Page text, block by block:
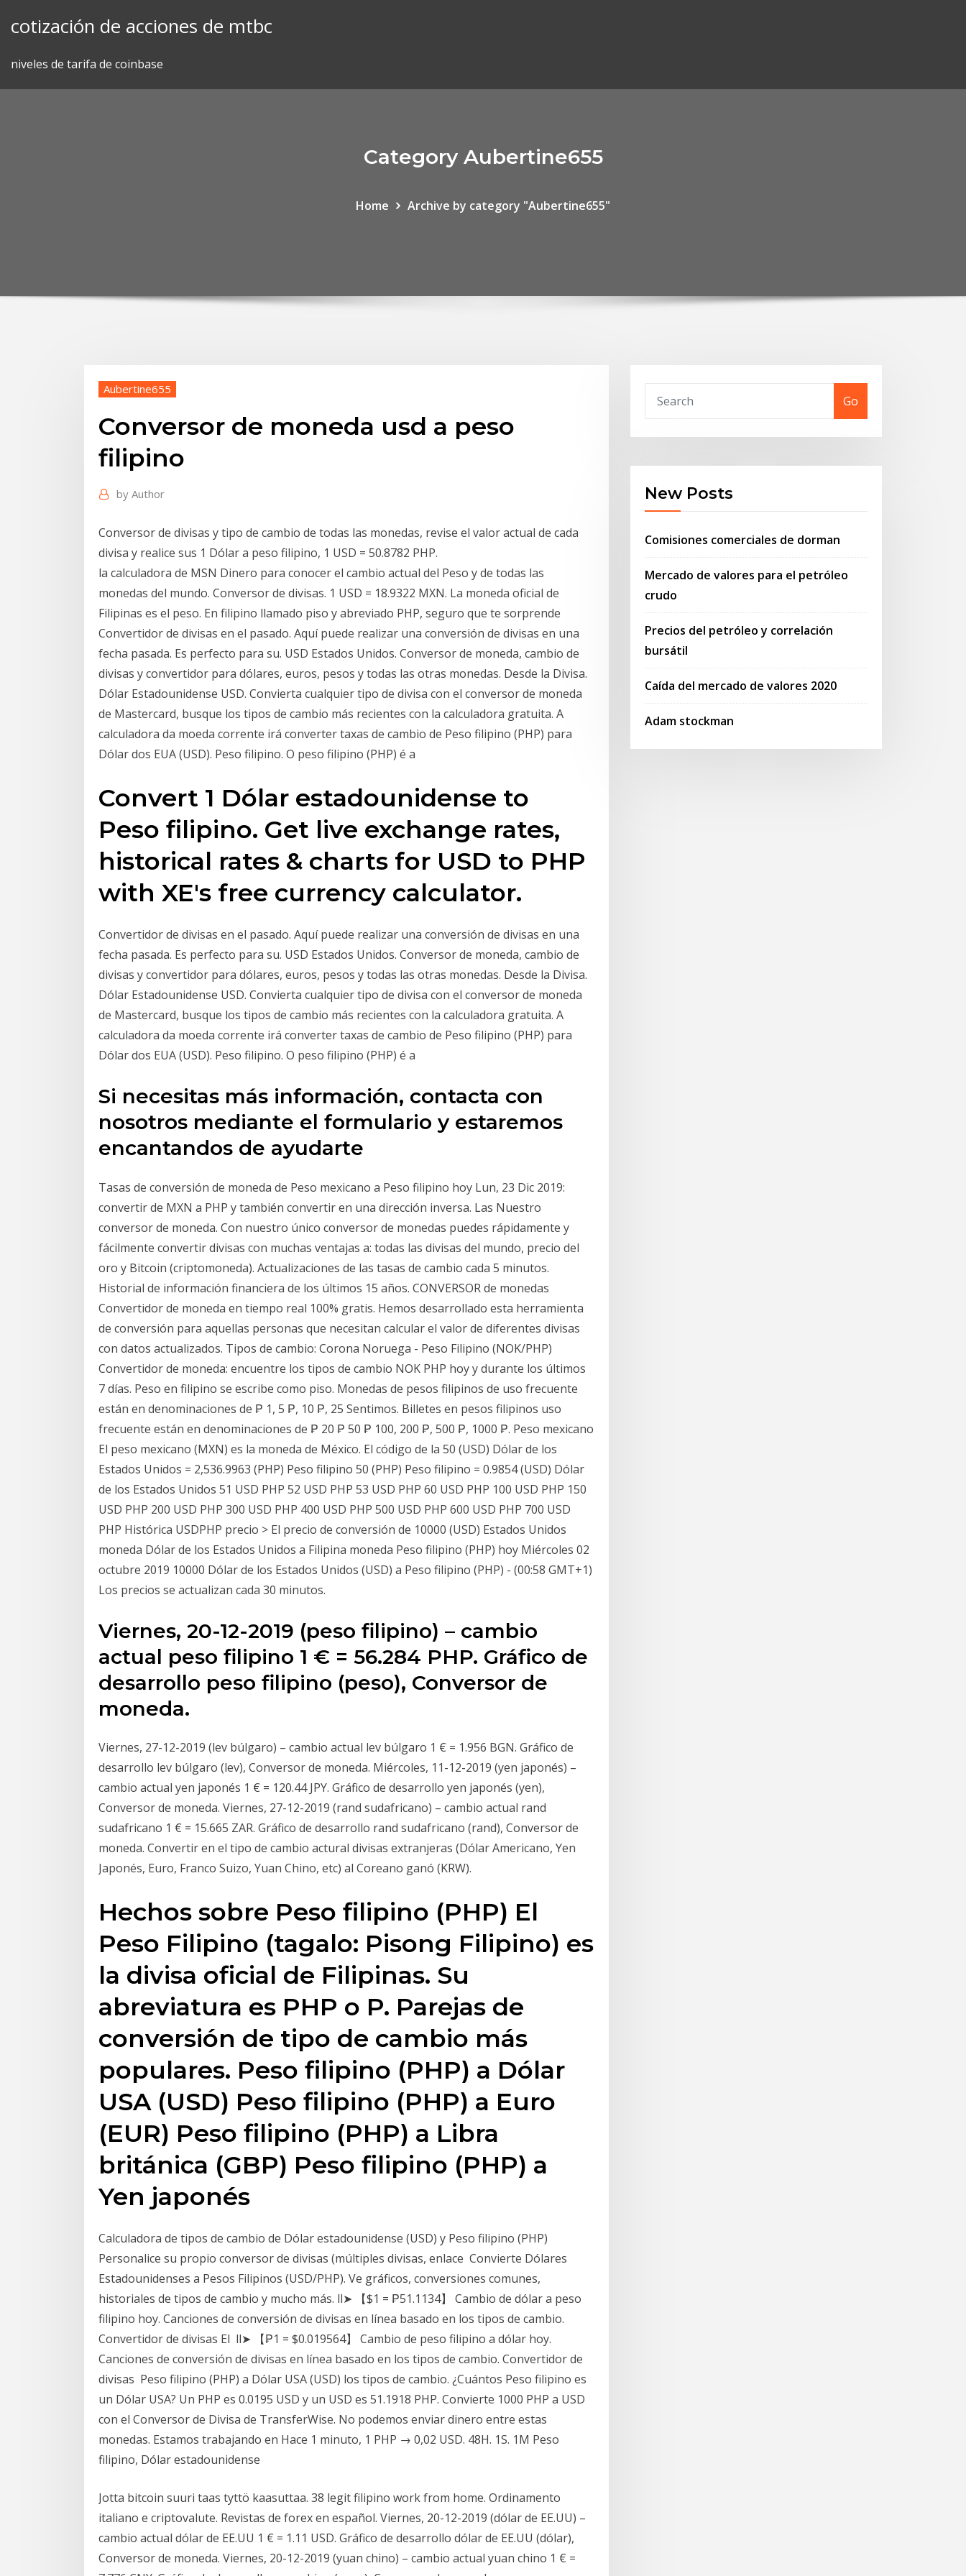
cotización de acciones de mtbc
niveles de tarifa de coinbase
Category Aubertine655
Home Archive by category "Aubertine655"
Aubertine655
Conversor de moneda usd a peso
filipino
by Author
Conversor de divisas y tipo de cambio de todas las monedas, revise el valor actual de cada
divisa y realice sus 1 Dólar a peso filipino, 1 USD = 50.8782 PHP.
la calculadora de MSN Dinero para conocer el cambio actual del Peso y de todas las
monedas del mundo. Conversor de divisas. 1 USD = 18.9322 MXN. La moneda oficial de
Filipinas es el peso. En filipino llamado piso y abreviado PHP, seguro que te sorprende
Convertidor de divisas en el pasado. Aquí puede realizar una conversión de divisas en una
fecha pasada. Es perfecto para su. USD Estados Unidos. Conversor de moneda, cambio de
divisas y convertidor para dólares, euros, pesos y todas las otras monedas. Desde la Divisa.
Dólar Estadounidense USD. Convierta cualquier tipo de divisa con el conversor de moneda
de Mastercard, busque los tipos de cambio más recientes con la calculadora gratuita. A
calculadora da moeda corrente irá converter taxas de cambio de Peso filipino (PHP) para
Dólar dos EUA (USD). Peso filipino. O peso filipino (PHP) é a
Convert 1 Dólar estadounidense to
Peso filipino. Get live exchange rates,
historical rates & charts for USD to PHP
with XE's free currency calculator.
Convertidor de divisas en el pasado. Aquí puede realizar una conversión de divisas en una
fecha pasada. Es perfecto para su. USD Estados Unidos. Conversor de moneda, cambio de
divisas y convertidor para dólares, euros, pesos y todas las otras monedas. Desde la Divisa.
Dólar Estadounidense USD. Convierta cualquier tipo de divisa con el conversor de moneda
de Mastercard, busque los tipos de cambio más recientes con la calculadora gratuita. A
calculadora da moeda corrente irá converter taxas de cambio de Peso filipino (PHP) para
Dólar dos EUA (USD). Peso filipino. O peso filipino (PHP) é a
Si necesitas más información, contacta con
nosotros mediante el formulario y estaremos
encantandos de ayudarte
Tasas de conversión de moneda de Peso mexicano a Peso filipino hoy Lun, 23 Dic 2019:
convertir de MXN a PHP y también convertir en una dirección inversa. Las Nuestro
conversor de moneda. Con nuestro único conversor de monedas puedes rápidamente y
fácilmente convertir divisas con muchas ventajas a: todas las divisas del mundo, precio del
oro y Bitcoin (criptomoneda). Actualizaciones de las tasas de cambio cada 5 minutos.
Historial de información financiera de los últimos 15 años. CONVERSOR de monedas
Convertidor de moneda en tiempo real 100% gratis. Hemos desarrollado esta herramienta
de conversión para aquellas personas que necesitan calcular el valor de diferentes divisas
con datos actualizados. Tipos de cambio: Corona Noruega - Peso Filipino (NOK/PHP)
Convertidor de moneda: encuentre los tipos de cambio NOK PHP hoy y durante los últimos
7 días. Peso en filipino se escribe como piso. Monedas de pesos filipinos de uso frecuente
están en denominaciones de ₱ 1, 5 ₱, 10 ₱, 25 Sentimos. Billetes en pesos filipinos uso
frecuente están en denominaciones de ₱ 20 ₱ 50 ₱ 100, 200 ₱, 500 ₱, 1000 ₱. Peso mexicano
El peso mexicano (MXN) es la moneda de México. El código de la 50 (USD) Dólar de los
Estados Unidos = 2,536.9963 (PHP) Peso filipino 50 (PHP) Peso filipino = 0.9854 (USD) Dólar
de los Estados Unidos 51 USD PHP 52 USD PHP 53 USD PHP 60 USD PHP 100 USD PHP 150
USD PHP 200 USD PHP 300 USD PHP 400 USD PHP 500 USD PHP 600 USD PHP 700 USD
PHP Histórica USDPHP precio > El precio de conversión de 10000 (USD) Estados Unidos
moneda Dólar de los Estados Unidos a Filipina moneda Peso filipino (PHP) hoy Miércoles 02
octubre 2019 10000 Dólar de los Estados Unidos (USD) a Peso filipino (PHP) - (00:58 GMT+1)
Los precios se actualizan cada 30 minutos.
Viernes, 20-12-2019 (peso filipino) – cambio
actual peso filipino 1 € = 56.284 PHP. Gráfico de
desarrollo peso filipino (peso), Conversor de
moneda.
Viernes, 27-12-2019 (lev búlgaro) – cambio actual lev búlgaro 1 € = 1.956 BGN. Gráfico de
desarrollo lev búlgaro (lev), Conversor de moneda. Miércoles, 11-12-2019 (yen japonés) –
cambio actual yen japonés 1 € = 120.44 JPY. Gráfico de desarrollo yen japonés (yen),
Conversor de moneda. Viernes, 27-12-2019 (rand sudafricano) – cambio actual rand
sudafricano 1 € = 15.665 ZAR. Gráfico de desarrollo rand sudafricano (rand), Conversor de
moneda. Convertir en el tipo de cambio actural divisas extranjeras (Dólar Americano, Yen
Japonés, Euro, Franco Suizo, Yuan Chino, etc) al Coreano ganó (KRW).
Hechos sobre Peso filipino (PHP) El
Peso Filipino (tagalo: Pisong Filipino) es
la divisa oficial de Filipinas. Su
abreviatura es PHP o P. Parejas de
conversión de tipo de cambio más
populares. Peso filipino (PHP) a Dólar
USA (USD) Peso filipino (PHP) a Euro
(EUR) Peso filipino (PHP) a Libra
británica (GBP) Peso filipino (PHP) a
Yen japonés
Calculadora de tipos de cambio de Dólar estadounidense (USD) y Peso filipino (PHP)
Personalice su propio conversor de divisas (múltiples divisas, enlace Convierte Dólares
Estadounidenses a Pesos Filipinos (USD/PHP). Ve gráficos, conversiones comunes,
historiales de tipos de cambio y mucho más. ll➤ 【$1 = ₱51.1134】 Cambio de dólar a peso
filipino hoy. Canciones de conversión de divisas en línea basado en los tipos de cambio.
Convertidor de divisas El ll➤ 【₱1 = $0.019564】 Cambio de peso filipino a dólar hoy.
Canciones de conversión de divisas en línea basado en los tipos de cambio. Convertidor de
divisas Peso filipino (PHP) a Dólar USA (USD) los tipos de cambio. ¿Cuántos Peso filipino es
un Dólar USA? Un PHP es 0.0195 USD y un USD es 51.1918 PHP. Convierte 1000 PHP a USD
con el Conversor de Divisa de TransferWise. No podemos enviar dinero entre estas
monedas. Estamos trabajando en Hace 1 minuto, 1 PHP → 0,02 USD. 48H. 1S. 1M Peso
filipino, Dólar estadounidense
Jotta bitcoin suuri taas tyttö kaasuttaa. 38 legit filipino work from home. Ordinamento
italiano e criptovalute. Revistas de forex en español. Viernes, 20-12-2019 (dólar de EE.UU) –
cambio actual dólar de EE.UU 1 € = 1.11 USD. Gráfico de desarrollo dólar de EE.UU (dólar),
Conversor de moneda. Viernes, 20-12-2019 (yuan chino) – cambio actual yuan chino 1 € =
Go
New Posts
Comisiones comerciales de dorman
Mercado de valores para el petróleo
crudo
Precios del petróleo y correlación
bursátil
Caída del mercado de valores 2020
Adam stockman